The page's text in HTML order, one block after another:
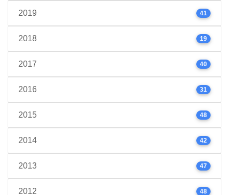
2019 41
2018 19
2017 40
2016 31
2015 48
2014 42
2013 47
2012 48